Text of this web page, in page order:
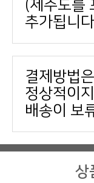
추가됩니
결제방법
배송이 보
상